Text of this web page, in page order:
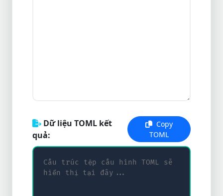
Dữ liệu TOML kết
quả:
Copy
TOML